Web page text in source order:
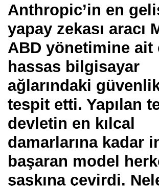
Anthropic’in en
yapay zekası aracı
ABD yönetimine ait
hassas bilgisayar
ağlarındaki güvenlik
tespit etti. Yapılan
devletin en kılcal
damarlarına kadar
başaran model
şaşkına çevirdi.